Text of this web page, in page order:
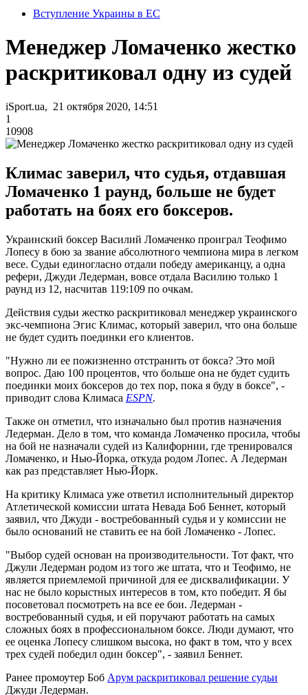
Вступление Украины в ЕС
Менеджер Ломаченко жестко
раскритиковал одну из судей
iSport.ua, 21 октября 2020, 14:51
1
10908
Климас заверил, что судья, отдавшая
Ломаченко 1 раунд, больше не будет
работать на боях его боксеров.
Украинский боксер Василий Ломаченко проиграл Теофимо
Лопесу в бою за звание абсолютного чемпиона мира в легком
весе. Судьи единогласно отдали победу американцу, а одна
рефери, Джуди Ледерман, вовсе отдала Василию только 1
раунд из 12, насчитав 119:109 по очкам.
Действия судьи жестко раскритиковал менеджер украинского
экс-чемпиона Эгис Климас, который заверил, что она больше
не будет судить поединки его клиентов.
"Нужно ли ее пожизненно отстранить от бокса? Это мой
вопрос. Даю 100 процентов, что больше она не будет судить
поединки моих боксеров до тех пор, пока я буду в боксе", -
приводит слова Климаса ESPN.
Также он отметил, что изначально был против назначения
Ледерман. Дело в том, что команда Ломаченко просила, чтобы
на бой не назначали судей из Калифорнии, где тренировался
Ломаченко, и Нью-Йорка, откуда родом Лопес. А Ледерман
как раз представляет Нью-Йорк.
На критику Климаса уже ответил исполнительный директор
Атлетической комиссии штата Невада Боб Беннет, который
заявил, что Джуди - востребованный судья и у комиссии не
было оснований не ставить ее на бой Ломаченко - Лопес.
"Выбор судей основан на производительности. Тот факт, что
Джули Ледерман родом из того же штата, что и Теофимо, не
является приемлемой причиной для ее дисквалификации. У
нас не было корыстных интересов в том, кто победит. Я бы
посоветовал посмотреть на все ее бои. Ледерман -
востребованный судья, и ей поручают работать на самых
сложных боях в профессиональном боксе. Люди думают, что
ее оценка Лопесу слишком высока, но факт в том, что у всех
трех судей победил один боксер", - заявил Беннет.
Ранее промоутер Боб Арум раскритиковал решение судьи
Джуди Ледерман.